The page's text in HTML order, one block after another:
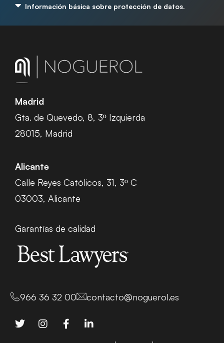
Información básica sobre protección de datos.
Madrid
Gta. de Quevedo, 8, 3º Izquierda
28015, Madrid
Alicante
Calle Reyes Católicos, 31, 3º C
03003, Alicante
Garantías de calidad
966 36 32 00 contacto@noguerol.es